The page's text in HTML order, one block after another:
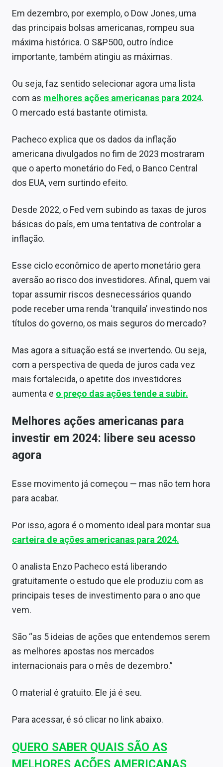
Em dezembro, por exemplo, o Dow Jones, uma
das principais bolsas americanas, rompeu sua
máxima histórica. O S&P500, outro índice
importante, também atingiu as máximas.
Ou seja, faz sentido selecionar agora uma lista
com as melhores ações americanas para 2024.
O mercado está bastante otimista.
Pacheco explica que os dados da inflação
americana divulgados no fim de 2023 mostraram
que o aperto monetário do Fed, o Banco Central
dos EUA, vem surtindo efeito.
Desde 2022, o Fed vem subindo as taxas de juros
básicas do país, em uma tentativa de controlar a
inflação.
Esse ciclo econômico de aperto monetário gera
aversão ao risco dos investidores. Afinal, quem vai
topar assumir riscos desnecessários quando
pode receber uma renda ‘tranquila’ investindo nos
títulos do governo, os mais seguros do mercado?
Mas agora a situação está se invertendo. Ou seja,
com a perspectiva de queda de juros cada vez
mais fortalecida, o apetite dos investidores
aumenta e o preço das ações tende a subir.
Melhores ações americanas para
investir em 2024: libere seu acesso
agora
Esse movimento já começou — mas não tem hora
para acabar.
Por isso, agora é o momento ideal para montar sua
carteira de ações americanas para 2024.
O analista Enzo Pacheco está liberando
gratuitamente o estudo que ele produziu com as
principais teses de investimento para o ano que
vem.
São “as 5 ideias de ações que entendemos serem
as melhores apostas nos mercados
internacionais para o mês de dezembro.”
O material é gratuito. Ele já é seu.
Para acessar, é só clicar no link abaixo.
QUERO SABER QUAIS SÃO AS